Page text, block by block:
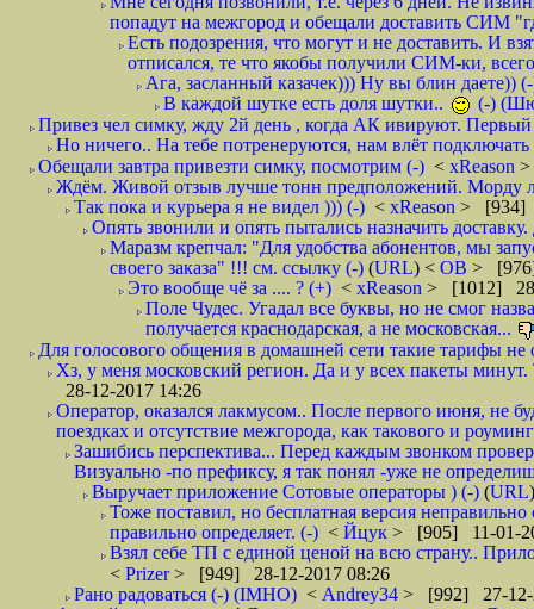
попадут на межгород и обещали доставить СИМ
Есть подозрения, что могут и не доставить. И
отписался, те что якобы получили СИМ-ки,
Ага, засланный казачек))) Ну вы блин даете))
В каждой шутке есть доля шутки..
(-)
Привез чел симку, жду 2й день , когда АК ивируют. Первый
Но ничего.. На тебе потренеруются, нам влёт подключать
Обещали завтра привезти симку, посмотрим (-) < xReason
Ждём. Живой отзыв лучше тонн предположений. Морду
Так пока и курьера я не видел ))) (-) < xReason > [934]
Опять звонили и опять пытались назначить
Маразм крепчал: "Для удобства абонентов, мы
своего заказа" !!! см. ссылку (-) (URL) < ОВ >
Это вообще чё за .... ? (+) < xReason > [1012]
Поле Чудес. Угадал все буквы, но не смог
получается краснодарская, а не московская...
Для голосового общения в домашней сети такие тарифы не
Хз, у меня московский регион. Да и у всех пакеты
28-12-2017 14:26
Оператор, оказался лакмусом.. После первого июня, не
поездках и отсутствие межгорода, как такового и
Зашибись перспектива... Перед каждым звонком
Визуально -по префиксу, я так понял -уже не
Выручает приложение Сотовые операторы ) (-) (URL
Тоже поставил, но бесплатная версия
правильно определяет. (-) < Йцук > [905] 11-01-
Взял себе ТП с единой ценой на всю страну..
< Prizer> [949] 28-12-2017 08:26
Рано радоваться (-) (IMHO) < Andrey34 > [992] 27-12-